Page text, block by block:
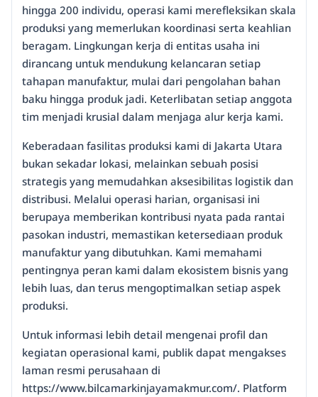
hingga 200 individu, operasi kami merefleksikan skala
produksi yang memerlukan koordinasi serta keahlian
beragam. Lingkungan kerja di entitas usaha ini
dirancang untuk mendukung kelancaran setiap
tahapan manufaktur, mulai dari pengolahan bahan
baku hingga produk jadi. Keterlibatan setiap anggota
tim menjadi krusial dalam menjaga alur kerja kami.
Keberadaan fasilitas produksi kami di Jakarta Utara
bukan sekadar lokasi, melainkan sebuah posisi
strategis yang memudahkan aksesibilitas logistik dan
distribusi. Melalui operasi harian, organisasi ini
berupaya memberikan kontribusi nyata pada rantai
pasokan industri, memastikan ketersediaan produk
manufaktur yang dibutuhkan. Kami memahami
pentingnya peran kami dalam ekosistem bisnis yang
lebih luas, dan terus mengoptimalkan setiap aspek
produksi.
Untuk informasi lebih detail mengenai profil dan
kegiatan operasional kami, publik dapat mengakses
laman resmi perusahaan di
https://www.bilcamarkinjayamakmur.com/. Platform